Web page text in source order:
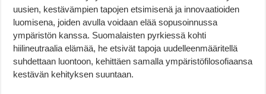
uusien, kestävämpien tapojen etsimisenä ja innovaatioiden
luomisena, joiden avulla voidaan elää sopusoinnussa
ympäristön kanssa. Suomalaisten pyrkiessä kohti
hiilineutraalia elämää, he etsivät tapoja uudelleenmääritellä
suhdettaan luontoon, kehittäen samalla ympäristöfilosofiaansa
kestävän kehityksen suuntaan.